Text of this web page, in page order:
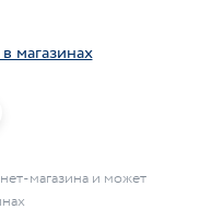
магазинах
магазина и может